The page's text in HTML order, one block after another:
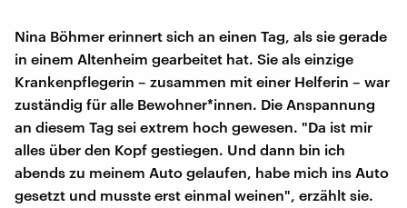
Nina Böhmer erinnert sich an einen Tag, als sie gerade
in einem Altenheim gearbeitet hat. Sie als einzige
Krankenpflegerin – zusammen mit einer Helferin – war
zuständig für alle Bewohner*innen. Die Anspannung
an diesem Tag sei extrem hoch gewesen. "Da ist mir
alles über den Kopf gestiegen. Und dann bin ich
abends zu meinem Auto gelaufen, habe mich ins Auto
gesetzt und musste erst einmal weinen", erzählt sie.